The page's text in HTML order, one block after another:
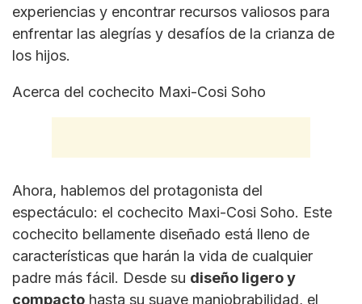
experiencias y encontrar recursos valiosos para
enfrentar las alegrías y desafíos de la crianza de
los hijos.
Acerca del cochecito Maxi-Cosi Soho
Ahora, hablemos del protagonista del
espectáculo: el cochecito Maxi-Cosi Soho. Este
cochecito bellamente diseñado está lleno de
características que harán la vida de cualquier
padre más fácil. Desde su diseño ligero y
compacto hasta su suave maniobrabilidad, el